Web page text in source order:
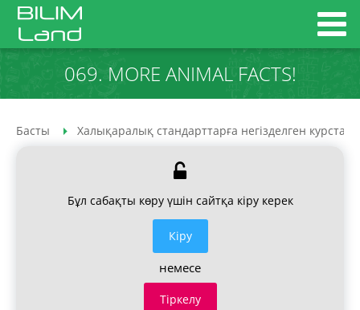
069. MORE ANIMAL FACTS!
Басты Халықаралық стандарттарға негізделген курстар
Бұл сабақты көру үшін сайтқа кіру керек
Кiру
немесе
Тіркелу